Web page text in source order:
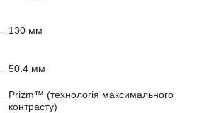
130 мм
50.4 мм
Prizm™ (технологія максимального
контрасту)